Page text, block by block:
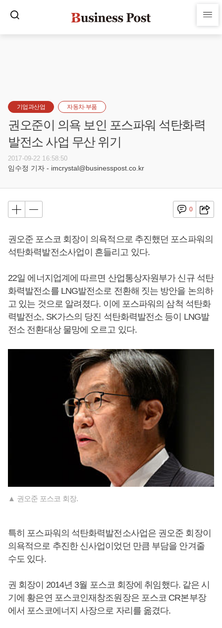
기업과산업 자동차·부품
권오준이 의욕 보인 포스파워 석탄화력
발전소 사업 무산 위기
2017-09-22 16:58:50
임수정 기자 - imcrystal@businesspost.co.kr
0
권오준 포스코 회장이 의욕적으로 추진했던 포스파워의
석탄화력발전소사업이 흔들리고 있다.
22일 에너지업계에 따르면 산업통상자원부가 신규 석탄
화력발전소를 LNG발전소로 전환해 짓는 방안을 논의하
고 있는 것으로 알려졌다. 이에 포스파워의 삼척 석탄화
력발전소, SK가스의 당진 석탄화력발전소 등이 LNG발
전소 전환대상 물망에 오르고 있다.
▲ 권오준 포스코 회장.
특히 포스파워의 석탄화력발전소사업은 권오준 회장이
의욕적으로 추진한 신사업이었던 만큼 부담을 안겨줄
수도 있다.
권 회장이 2014년 3월 포스코 회장에 취임했다. 같은 시
기에 황은연 포스코인재창조원장은 포스코 CR본부장
에서 포스코에너지 사장으로 자리를 옮겼다.